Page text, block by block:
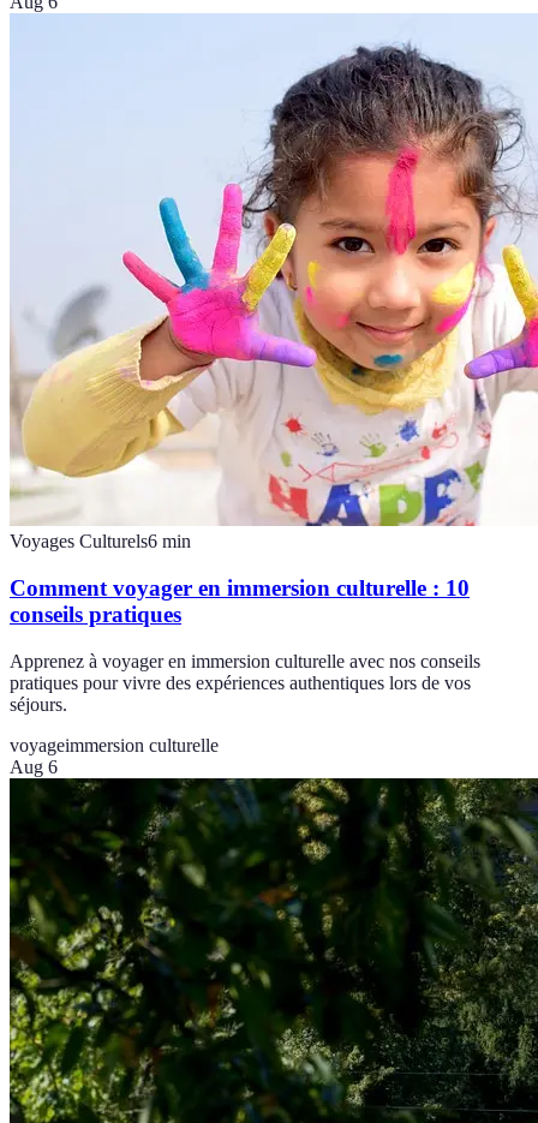
Voyages Culturels6 min
Comment voyager en immersion culturelle : 10
conseils pratiques
Apprenez à voyager en immersion culturelle avec nos conseils
pratiques pour vivre des expériences authentiques lors de vos
séjours.
voyageimmersion culturelle
Aug 6